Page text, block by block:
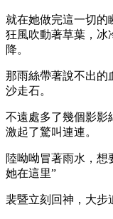
就在她做完這一切的
狂風吹動著草葉，冰
降。
那雨絲帶著說不出的
沙走石。
不遠處多了幾個影影
激起了驚叫連連。
陸呦呦冒著雨水，想
她在這里”
裴暨立刻回神，大步